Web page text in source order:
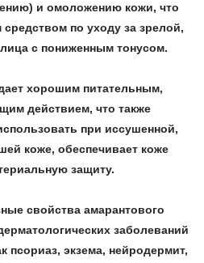
и омоложению кожи, что
по уходу за зрелой,
с пониженным тонусом.
хорошим питательным,
действием, что также
при иссушенной,
коже, обеспечивает коже
защиту.
свойства амарантового
заболеваний
псориаз, экзема, нейродермит,